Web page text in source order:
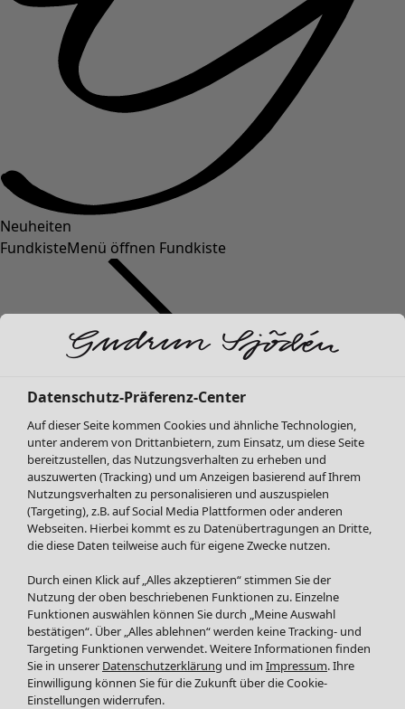
Neuheiten
FundkisteMenü öffnen Fundkiste
SALE Mode
Alle anzeigen
Kleider
Tuniken
Blusen
Pullover & Shirts
Hosen
Röcke
Jacken & Mäntel
Leggings /Strumpfhosen
Accessoires
Schuhe
Datenschutz-Präferenz-Center
Auf dieser Seite kommen Cookies und ähnliche Technologien,
unter anderem von Drittanbietern, zum Einsatz, um diese Seite
bereitzustellen, das Nutzungsverhalten zu erheben und
auszuwerten (Tracking) und um Anzeigen basierend auf Ihrem
Nutzungsverhalten zu personalisieren und auszuspielen
(Targeting), z.B. auf Social Media Plattformen oder anderen
Webseiten. Hierbei kommt es zu Datenübertragungen an Dritte,
die diese Daten teilweise auch für eigene Zwecke nutzen.
Durch einen Klick auf „Alles akzeptieren“ stimmen Sie der
Nutzung der oben beschriebenen Funktionen zu. Einzelne
Funktionen auswählen können Sie durch „Meine Auswahl
bestätigen“. Über „Alles ablehnen“ werden keine Tracking- und
Targeting Funktionen verwendet. Weitere Informationen finden
Sie in unserer Datenschutzerklärung und im Impressum. Ihre
Einwilligung können Sie für die Zukunft über die Cookie-
Einstellungen widerrufen.